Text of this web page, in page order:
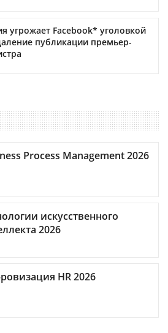
угрожает Facebook* уголовкой
публикации премьер-
Process Management 2026
искусственного
2026
HR 2026